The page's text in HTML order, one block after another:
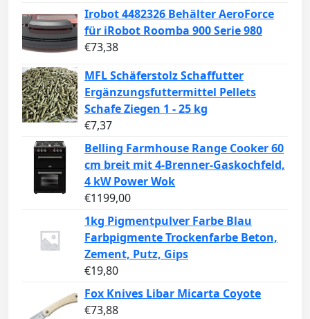
Irobot 4482326 Behälter AeroForce
für iRobot Roomba 900 Serie 980
€73,38
MFL Schäferstolz Schaffutter
Ergänzungsfuttermittel Pellets
Schafe Ziegen 1 - 25 kg
€7,37
Belling Farmhouse Range Cooker 60
cm breit mit 4-Brenner-Gaskochfeld,
4 kW Power Wok
€1199,00
1kg Pigmentpulver Farbe Blau
Farbpigmente Trockenfarbe Beton,
Zement, Putz, Gips
€19,80
Fox Knives Libar Micarta Coyote
€73,88